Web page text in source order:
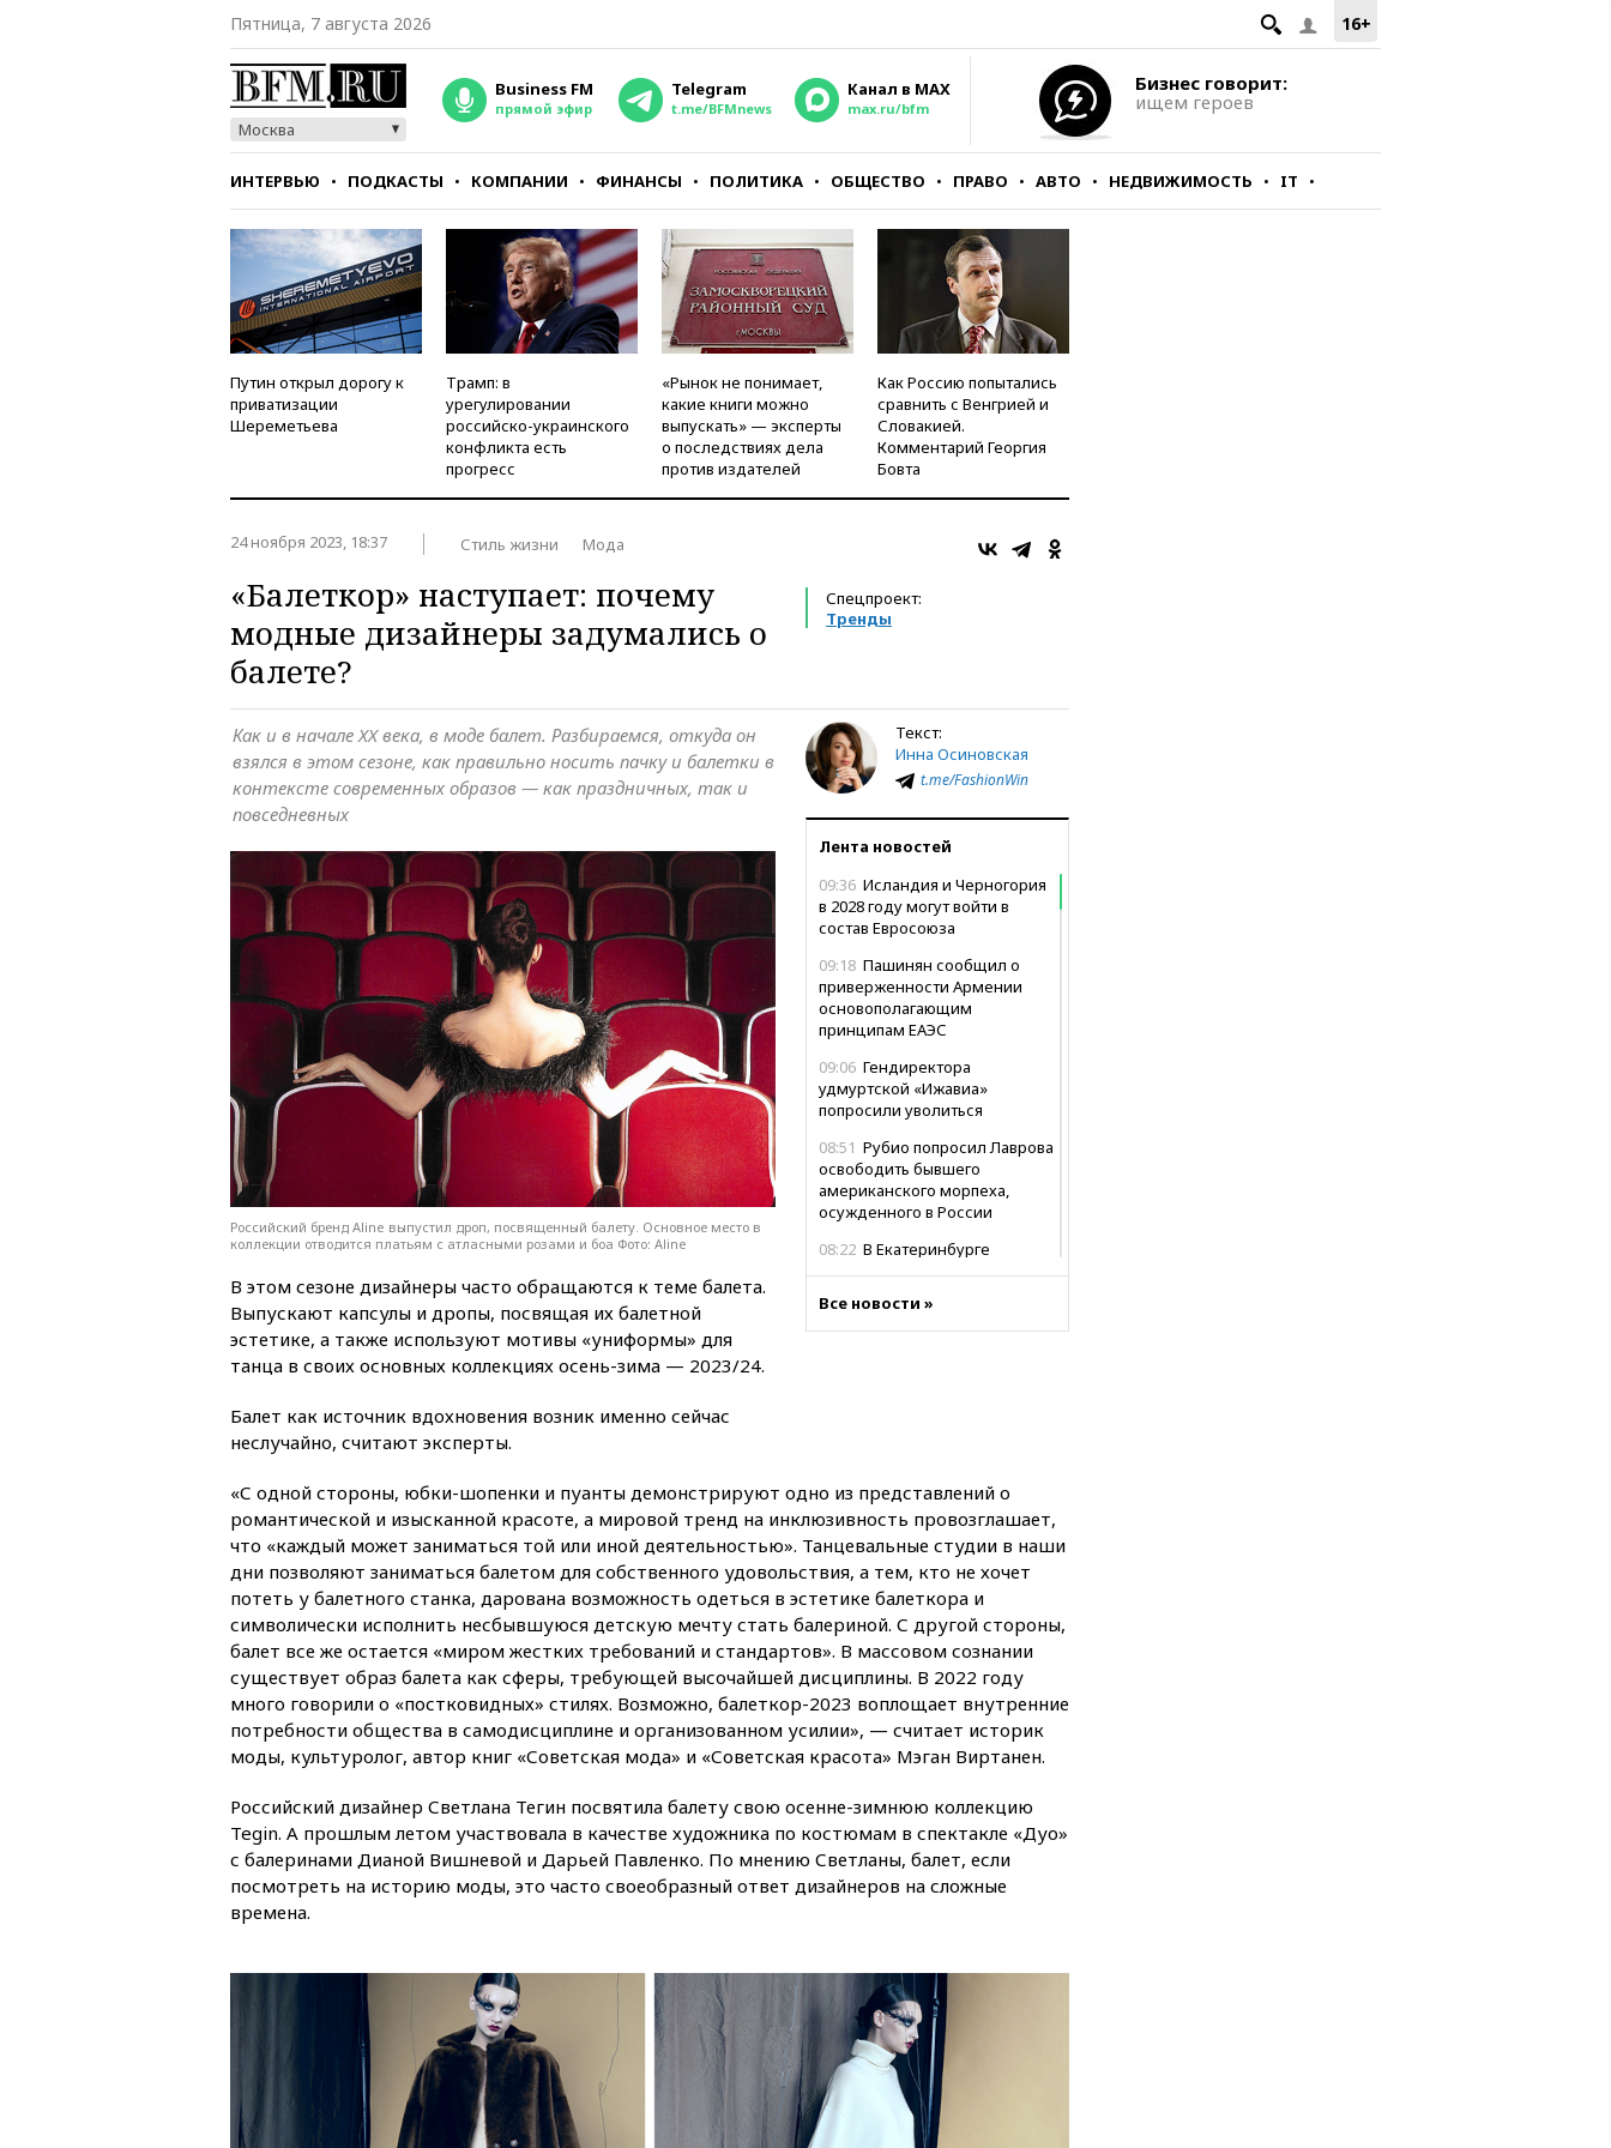
16+
Пятница, 7 августа 2026
Москва
Business FM
прямой эфир
Telegram
t.me/BFMnews
Канал в MAX
max.ru/bfm
Бизнес говорит:
ищем героев
ИНТЕРВЬЮ ПОДКАСТЫ КОМПАНИИ ФИНАНСЫ ПОЛИТИКА ОБЩЕСТВО ПРАВО АВТО НЕДВИЖИМОСТЬ IT
СТИЛЬ ТЕСТЫ
Путин открыл дорогу к
приватизации
Шереметьева
Трамп: в
урегулировании
российско-украинского
конфликта есть
прогресс
«Рынок не понимает,
какие книги можно
выпускать» — эксперты
о последствиях дела
против издателей
Как Россию попытались
сравнить с Венгрией и
Словакией.
Комментарий Георгия
Бовта
24 ноября 2023, 18:37 Стиль жизни Мода
Спецпроект:
Тренды
«Балеткор» наступает: почему
модные дизайнеры задумались о
балете?
Текст:
Инна Осиновская
t.me/FashionWin
Лента новостей
09:36 Исландия и Черногория
в 2028 году могут войти в
состав Евросоюза
09:18 Пашинян сообщил о
приверженности Армении
основополагающим
принципам ЕАЭС
09:06 Гендиректора
удмуртской «Ижавиа»
попросили уволиться
08:51 Рубио попросил Лаврова
освободить бывшего
американского морпеха,
осужденного в России
08:22 В Екатеринбурге
07:52 В Таиланде ученик
устроил стрельбу в школе:
выплатить $567 млн по делу о
вреде психическому
здоровью детей
05:51 Трамп подписал указ
против «родильного туризма»
04:00 Суд взыскал почти 5 млн
рублей в пользу семьи
отравившегося в детсаду
мальчика
03:00МИД РФ: попытки Запада
рассорить Россию и Казахстан
02:00Ни один водоем Англии
не соответствует нормам
химической безопасности
Трамп заявил о
необходимости пополнения
арсенала США
вчера, 23:28
Слуцкий призвал
признать «Яблоко»
нежелательной организацией
Все новости »
Как и в начале XX века, в моде балет. Разбираемся, откуда он
взялся в этом сезоне, как правильно носить пачку и балетки в
контексте современных образов — как праздничных, так и
повседневных
Российский бренд Aline выпустил дроп, посвященный балету. Основное место в
коллекции отводится платьям с атласными розами и боа Фото: Aline
В этом сезоне дизайнеры часто обращаются к теме балета.
Выпускают капсулы и дропы, посвящая их балетной
эстетике, а также используют мотивы «униформы» для
танца в своих основных коллекциях осень-зима — 2023/24.
Балет как источник вдохновения возник именно сейчас
неслучайно, считают эксперты.
«С одной стороны, юбки-шопенки и пуанты демонстрируют одно из представлений о
романтической и изысканной красоте, а мировой тренд на инклюзивность провозглашает,
что «каждый может заниматься той или иной деятельностью». Танцевальные студии в наши
дни позволяют заниматься балетом для собственного удовольствия, а тем, кто не хочет
потеть у балетного станка, дарована возможность одеться в эстетике балеткора и
символически исполнить несбывшуюся детскую мечту стать балериной. С другой стороны,
балет все же остается «миром жестких требований и стандартов». В массовом сознании
существует образ балета как сферы, требующей высочайшей дисциплины. В 2022 году
много говорили о «постковидных» стилях. Возможно, балеткор-2023 воплощает внутренние
потребности общества в самодисциплине и организованном усилии», — считает историк
моды, культуролог, автор книг «Советская мода» и «Советская красота» Мэган Виртанен.
Российский дизайнер Светлана Тегин посвятила балету свою осенне-зимнюю коллекцию
Tegin. А прошлым летом участвовала в качестве художника по костюмам в спектакле «Дуо»
с балеринами Дианой Вишневой и Дарьей Павленко. По мнению Светланы, балет, если
посмотреть на историю моды, это часто своеобразный ответ дизайнеров на сложные
времена.